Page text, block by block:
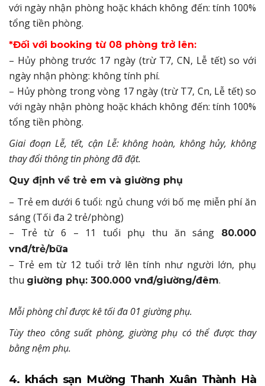
với ngày nhận phòng hoặc khách không đến: tính 100%
tổng tiền phòng.
*Đối với booking từ 08 phòng trở lên:
– Hủy phòng trước 17 ngày (trừ T7, CN, Lễ tết) so với
ngày nhận phòng: không tính phí.
– Hủy phòng trong vòng 17 ngày (trừ T7, Cn, Lễ tết) so
với ngày nhận phòng hoặc khách không đến: tính 100%
tổng tiền phòng.
Giai đoạn Lễ, tết, cận Lễ: không hoàn, không hủy, không
thay đổi thông tin phòng đã đặt.
Quy định về trẻ em và giường phụ
– Trẻ em dưới 6 tuổi: ngủ chung với bố mẹ miễn phí ăn
sáng (Tối đa 2 trẻ/phòng)
– Trẻ từ 6 – 11 tuổi phụ thu ăn sáng
80.000
vnđ/trẻ/bữa
– Trẻ em từ 12 tuổi trở lên tính như người lớn, phụ
thu giường phụ: 300.000 vnđ/giường/đêm.
Mỗi phòng chỉ được kê tối đa 01 giường phụ.
Tùy theo công suất phòng, giường phụ có thể được thay
bằng nệm phụ.
4. khách sạn Mường Thanh Xuân Thành Hà